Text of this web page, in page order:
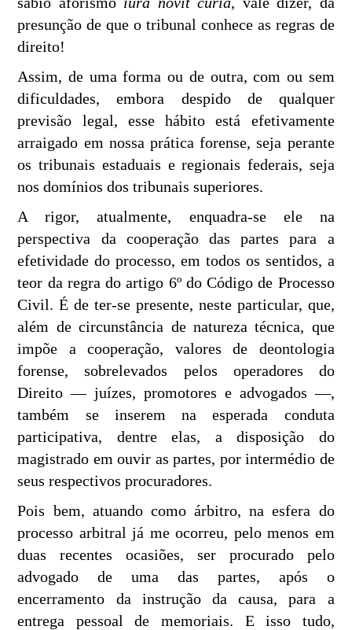
presunção de que o tribunal conhece as regras de
direito!
Assim, de uma forma ou de outra, com ou sem
dificuldades, embora despido de qualquer
previsão legal, esse hábito está efetivamente
arraigado em nossa prática forense, seja perante
os tribunais estaduais e regionais federais, seja
nos domínios dos tribunais superiores.
A rigor, atualmente, enquadra-se ele na
perspectiva da cooperação das partes para a
efetividade do processo, em todos os sentidos, a
teor da regra do artigo 6º do Código de Processo
Civil. É de ter-se presente, neste particular, que,
além de circunstância de natureza técnica, que
impõe a cooperação, valores de deontologia
forense, sobrelevados pelos operadores do
Direito — juízes, promotores e advogados —,
também se inserem na esperada conduta
participativa, dentre elas, a disposição do
magistrado em ouvir as partes, por intermédio de
seus respectivos procuradores.
Pois bem, atuando como árbitro, na esfera do
processo arbitral já me ocorreu, pelo menos em
duas recentes ocasiões, ser procurado pelo
advogado de uma das partes, após o
encerramento da instrução da causa, para a
entrega pessoal de memoriais. E isso tudo,